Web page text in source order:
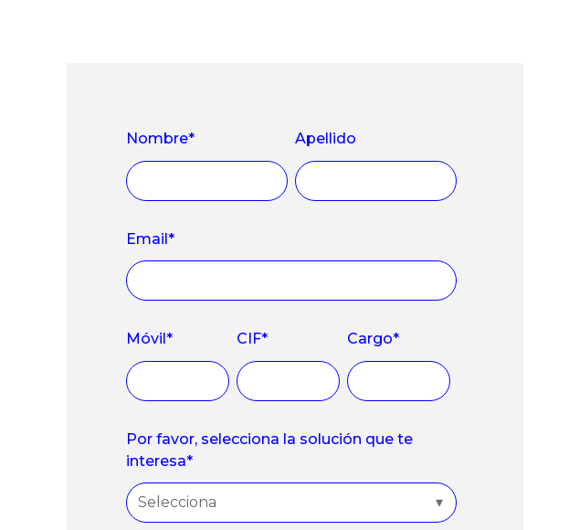
Nombre* Apellido
Email*
Móvil* CIF* Cargo*
Por favor, selecciona la solución que te
interesa*